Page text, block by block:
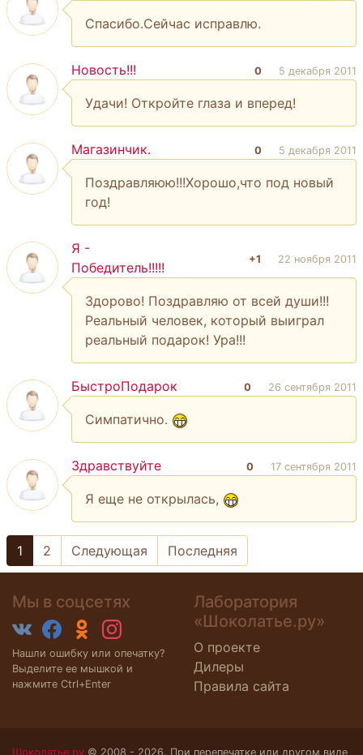
Спасибо.Сейчас исправлю.
Новость!!! 0 5 декабря 2011
Удачи! Откройте глаза и вперед!
Магазинчик. 0 5 декабря 2011
Поздравляюю!!!Хорошо,что под новый
год!
Я -
Победитель!!!!!
+1 22 ноября 2011
Здорово! Поздравляю от всей души!!!
Реальный человек, который выиграл
реальный подарок! Ура!!!
БыстроПодарок 0 26 сентября 2011
Симпатично.
Здравствуйте 0 17 сентября 2011
Я еще не открылась,
1 2 Следующая Последняя
Мы в соцсетях
Нашли ошибку или опечатку?
Выделите ее мышкой и
нажмите Ctrl+Enter
Лаборатория
«Шоколатье.ру»
О проекте
Дилеры
Правила сайта
Шоколатье.ру © 2008 - 2026. При перепечатке или другом виде